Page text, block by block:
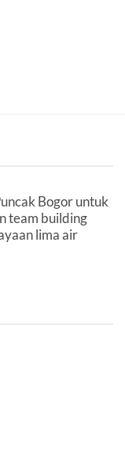
Bogor untuk
team building
lima air